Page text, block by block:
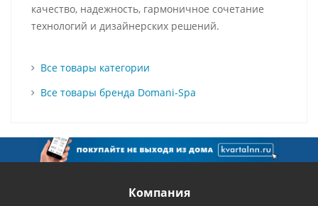
качество, надежность, гармоничное сочетание
технологий и дизайнерских решений.
Все товары категории
Все товары бренда Domani-Spa
Компания